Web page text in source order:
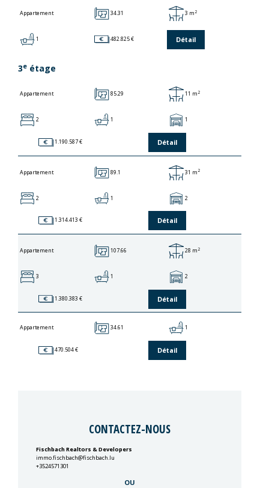
Appartement 34.31 3 m 2
1 482.825 € Détail
3e étage
Appartement 85.29 11 m 2
2 1 1
1.190.587 € Détail
Appartement 89.1 31 m2
2 1 2
1.314.413 € Détail
Appartement 107.66 28 m 2
3 1 2
1.380.383 € Détail
Appartement 34.61 1
470.504 € Détail
CONTACTEZ-NOUS
Fischbach Realtors & Developers
immo.fischbach@fischbach.lu
+3524571301
OU